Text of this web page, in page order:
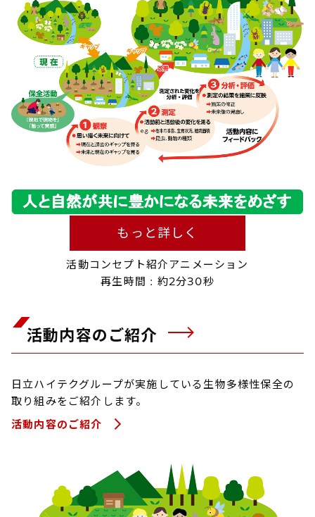
もっと詳しく
活動コンセプト紹介アニメーション
再生時間 : 約2分30秒
活動内容のご紹介
日立ハイテクグループが実施している生物多様性保全の
取り組みをご紹介します。
活動内容のご紹介